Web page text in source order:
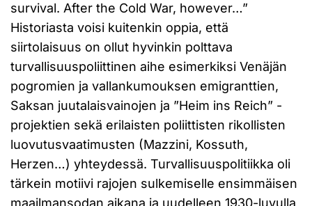
survival. After the Cold War, however…”
Historiasta voisi kuitenkin oppia, että
siirtolaisuus on ollut hyvinkin polttava
turvallisuuspoliittinen aihe esimerkiksi Venäjän
pogromien ja vallankumouksen emigranttien,
Saksan juutalaisvainojen ja ”Heim ins Reich” -
projektien sekä erilaisten poliittisten rikollisten
luovutusvaatimusten (Mazzini, Kossuth,
Herzen…) yhteydessä. Turvallisuuspolitiikka oli
tärkein motiivi rajojen sulkemiselle ensimmäisen
maailmansodan aikana ja uudelleen 1930-luvulla